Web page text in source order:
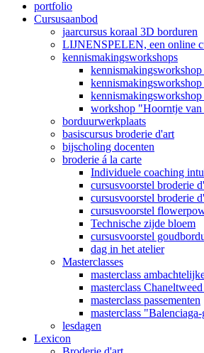
portfolio
Cursusaanbod
jaarcursus koraal 3D borduren
LIJNENSPELEN, een online
kennismakingsworkshops
workshop "Hoorntje
borduurwerkplaats
basiscursus broderie d'art
bijscholing docenten
broderie á la carte
Individuele coaching
cursusvoorstel broderie
cursusvoorstel broderie
cursusvoorstel
Technische zijde bloem
cursusvoorstel
dag in het atelier
Masterclasses
masterclass
masterclass
masterclass passementen
masterclass
lesdagen
Lexicon